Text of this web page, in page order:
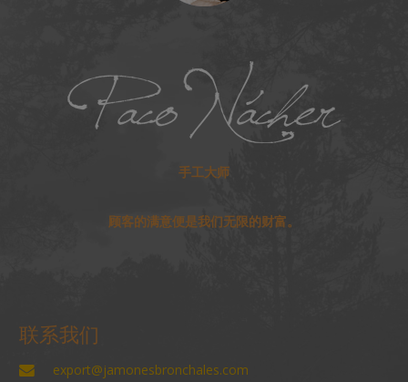
手工大师
顾客的满意便是我们无限的财富。
联系我们
export@jamonesbronchales.com